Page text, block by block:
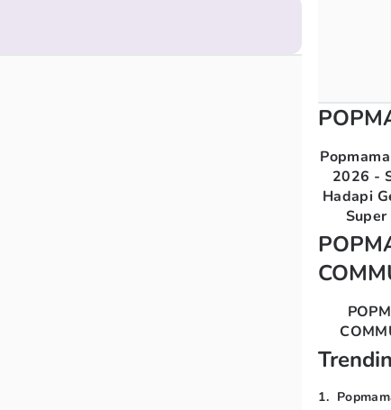
2026 -
Hadapi
1.